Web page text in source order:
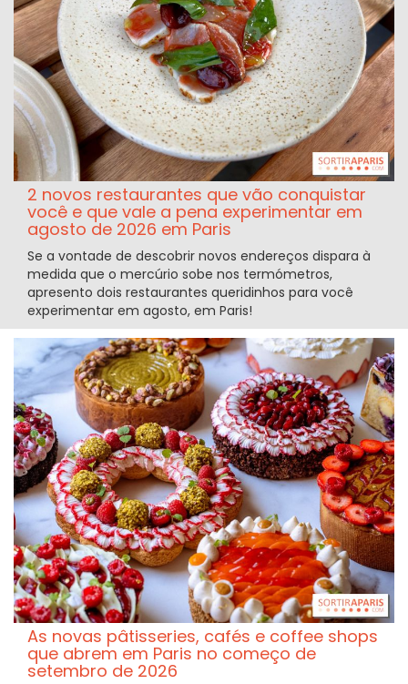
2 novos restaurantes que vão conquistar
você e que vale a pena experimentar em
agosto de 2026 em Paris
Se a vontade de descobrir novos endereços dispara à
medida que o mercúrio sobe nos termómetros,
apresento dois restaurantes queridinhos para você
experimentar em agosto, em Paris!
As novas pâtisseries, cafés e coffee shops
que abrem em Paris no começo de
setembro de 2026